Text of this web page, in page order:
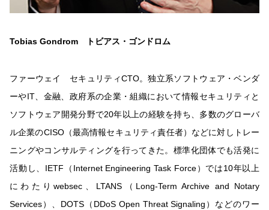
Tobias Gondrom トビアス・ゴンドロム
ファーウェイ セキュリティCTO。独立系ソフトウェア・ベンダ
ーやIT、金融、政府系の企業・組織において情報セキュリティと
ソフトウェア開発分野で20年以上の経験を持ち、多数のグローバ
ル企業のCISO（最高情報セキュリティ責任者）などに対しトレー
ニングやコンサルティングを行ってきた。標準化団体でも活発に
活動し、IETF（Internet Engineering Task Force）では10年以上
にわたりwebsec、LTANS（Long-Term Archive and Notary
Services）、DOTS（DDoS Open Threat Signaling）などのワー